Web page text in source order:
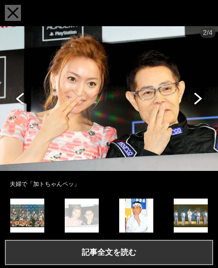
2/4
夫婦で「加トちゃんペッ」
記事全文を読む